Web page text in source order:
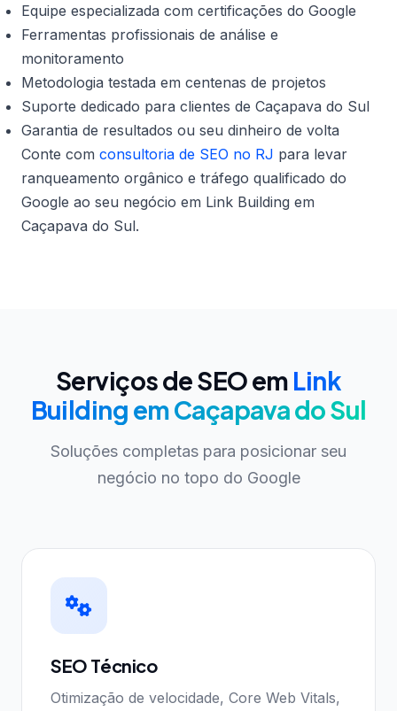
Equipe especializada com certificações do Google
Ferramentas profissionais de análise e
monitoramento
Metodologia testada em centenas de projetos
Suporte dedicado para clientes de Caçapava do Sul
Garantia de resultados ou seu dinheiro de volta
Conte com consultoria de SEO no RJ para levar
ranqueamento orgânico e tráfego qualificado do
Google ao seu negócio em Link Building em
Caçapava do Sul.
Serviços de SEO em Link
Building em Caçapava do Sul
Soluções completas para posicionar seu
negócio no topo do Google
SEO Técnico
Otimização de velocidade, Core Web Vitals,